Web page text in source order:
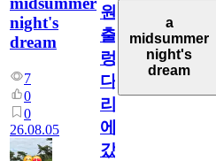
night's
dream
7
0
0
26.08.05
원
출
렁
다
리
에
갔
a
midsummer
night's
dream